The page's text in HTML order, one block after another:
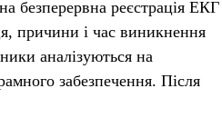
безперервна реєстрація ЕКГ
причини і час виникнення
аналізуються на
забезпечення. Після